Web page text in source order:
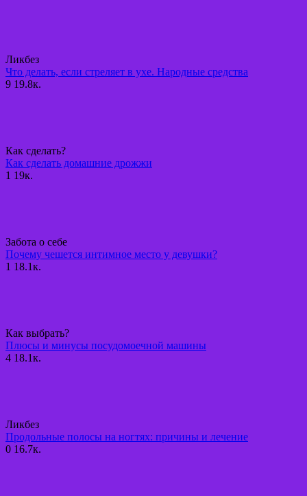
Ликбез
Что делать, если стреляет в ухе. Народные средства
9 19.8к.
Как сделать?
Как сделать домашние дрожжи
1 19к.
Забота о себе
Почему чешется интимное место у девушки?
1 18.1к.
Как выбрать?
Плюсы и минусы посудомоечной машины
4 18.1к.
Ликбез
Продольные полосы на ногтях: причины и лечение
0 16.7к.